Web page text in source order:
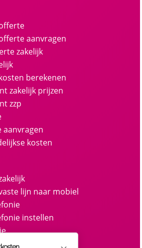
aanvragen
zakelijk
berekenen
zakelijk prijzen
zzp
kosten
lijn naar mobiel
instellen